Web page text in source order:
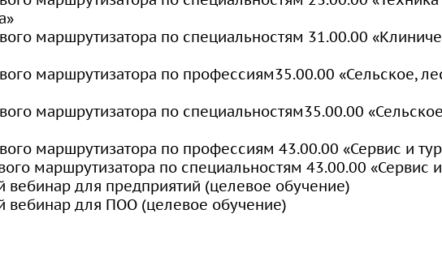
маршрутизатора по специальностям 31.00.00
маршрутизатора по профессиям35.00.00 «Сельское,
маршрутизатора по специальностям35.00.00
маршрутизатора по профессиям 43.00.00 «Сервис и
маршрутизатора по специальностям 43.00.00 «Сервис
вебинар для предприятий (целевое обучение)
вебинар для ПОО (целевое обучение)